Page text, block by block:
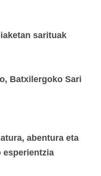
sarituak
Batxilergoko Sari
abentura eta
esperientzia